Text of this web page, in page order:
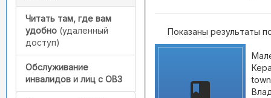
Читать там, где вам
удобно (удаленный
доступ)
Обслуживание
инвалидов и лиц с ОВЗ
Показаны результаты